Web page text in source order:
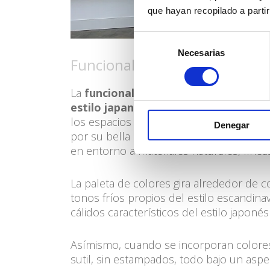
que hayan recopilado a
Selección
consentimiento
Necesarias
Denegar
Funcionalidad y minimalismo
La funcionalidad escandinava y el
estilo japandi
crean la mezcla
los espacios luminosos y los colores
por su bella artesanía y se centran en
en entorno a materiales naturales,
La paleta de colores gira alrededor de
tonos fríos propios del estilo
cálidos característicos del estilo
Asímismo, cuando se incorporan
sutil, sin estampados, todo bajo un